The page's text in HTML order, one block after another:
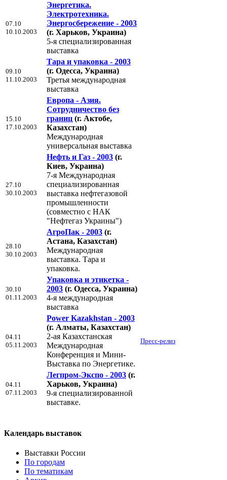
07.10
10.10.2003
Энергетика.
Электротехника.
Энергосбережение - 2003
(г. Харьков, Украина)
5-я специализированная
выставка
09.10
11.10.2003
Тара и упаковка - 2003
(г. Одесса, Украина)
Третья международная
выставка
15.10
17.10.2003
Европа - Азия.
Сотрудничество без
границ (г. Актобе,
Казахстан)
Международная
универсальная выставка
27.10
30.10.2003
Нефть и Газ - 2003 (г.
Киев, Украина)
7-я Международная
специализированная
выставка нефтегазовой
промышленности
(совместно с НАК
"Нефтегаз Украины")
28.10
30.10.2003
АгроПак - 2003 (г.
Астана, Казахстан)
Международная
выставка. Тара и
упаковка.
30.10
01.11.2003
Упаковка и этикетка -
2003 (г. Одесса, Украина)
4-я международная
выставка
04.11
05.11.2003
Power Kazakhstan - 2003
(г. Алматы, Казахстан)
2-ая Казахстанcкая
Международная
Конференция и Мини-
Выставка по Энергетике.
Пресс-релиз
04.11
07.11.2003
Легпром-Экспо - 2003 (г.
Харьков, Украина)
9-я специализированной
выставке.
Календарь выставок
Выставки России
По городам
По тематикам